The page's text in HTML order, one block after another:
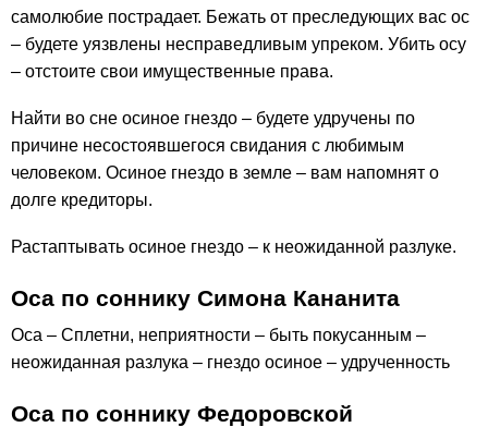
самолюбие пострадает. Бежать от преследующих вас ос
– будете уязвлены несправедливым упреком. Убить осу
– отстоите свои имущественные права.
Найти во сне осиное гнездо – будете удручены по
причине несостоявшегося свидания с любимым
человеком. Осиное гнездо в земле – вам напомнят о
долге кредиторы.
Растаптывать осиное гнездо – к неожиданной разлуке.
Оса по соннику Симона Кананита
Оса – Сплетни, неприятности – быть покусанным –
неожиданная разлука – гнездо осиное – удрученность
Оса по соннику Федоровской